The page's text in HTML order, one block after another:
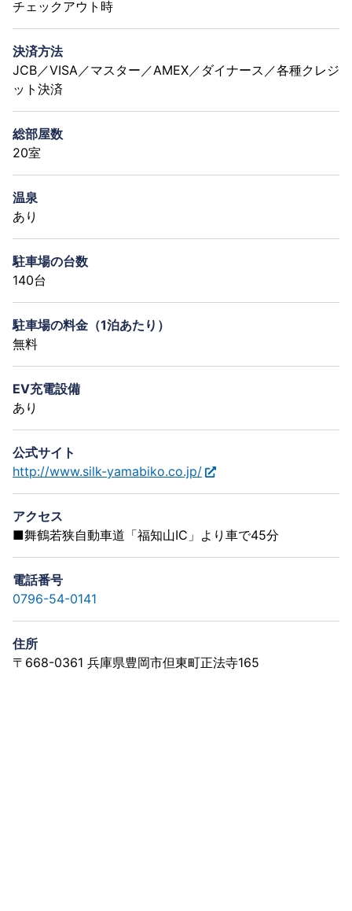
チェックアウト時
決済方法
JCB／VISA／マスター／AMEX／ダイナース／各種クレジ
ット決済
総部屋数
20室
温泉
あり
駐車場の台数
140台
駐車場の料金（1泊あたり）
無料
EV充電設備
あり
公式サイト
http://www.silk-yamabiko.co.jp/
アクセス
■舞鶴若狭自動車道「福知山IC」より車で45分
電話番号
0796-54-0141
住所
〒668-0361 兵庫県豊岡市但東町正法寺165